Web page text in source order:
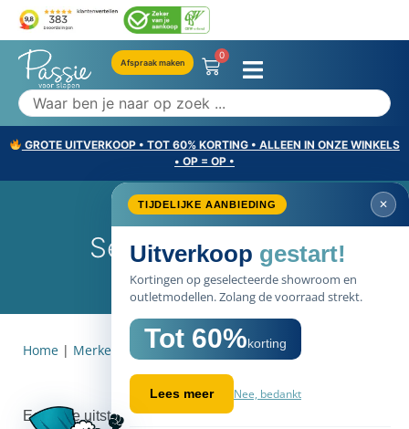
Afspraak maken
0
GROTE UITVERKOOP • TOT 60% KORTING • ALLEEN IN ONZE WINKELS
• OP = OP •
TIJDELIJKE AANBIEDING ✕
Uitverkoop gestart!
Kortingen op geselecteerde showroom en
outletmodellen. Zolang de voorraad strekt.
Tot 60%korting
Lees meer Nee, bedankt
Serta Accessoires
Home | Merken | Serta Accessoires
Een luxe uitstraling dat heeft de collectie van Serta echt